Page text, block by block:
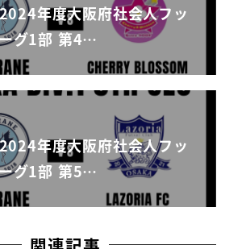
2024年度大阪府社会人フッ
グ1部 第4…
2024年度大阪府社会人フッ
グ1部 第5…